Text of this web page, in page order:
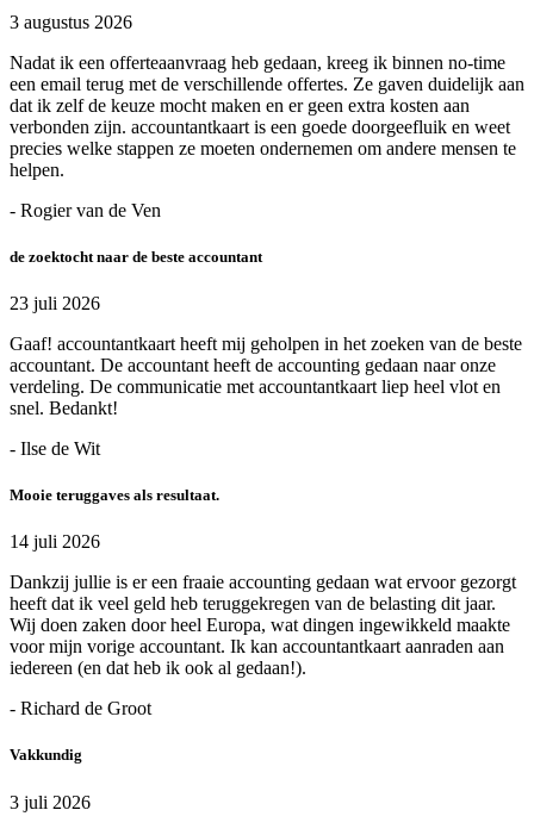
3 augustus 2026
Nadat ik een offerteaanvraag heb gedaan, kreeg ik binnen no-time
een email terug met de verschillende offertes. Ze gaven duidelijk aan
dat ik zelf de keuze mocht maken en er geen extra kosten aan
verbonden zijn. accountantkaart is een goede doorgeefluik en weet
precies welke stappen ze moeten ondernemen om andere mensen te
helpen.
- Rogier van de Ven
de zoektocht naar de beste accountant
23 juli 2026
Gaaf! accountantkaart heeft mij geholpen in het zoeken van de beste
accountant. De accountant heeft de accounting gedaan naar onze
verdeling. De communicatie met accountantkaart liep heel vlot en
snel. Bedankt!
- Ilse de Wit
Mooie teruggaves als resultaat.
14 juli 2026
Dankzij jullie is er een fraaie accounting gedaan wat ervoor gezorgt
heeft dat ik veel geld heb teruggekregen van de belasting dit jaar.
Wij doen zaken door heel Europa, wat dingen ingewikkeld maakte
voor mijn vorige accountant. Ik kan accountantkaart aanraden aan
iedereen (en dat heb ik ook al gedaan!).
- Richard de Groot
Vakkundig
3 juli 2026